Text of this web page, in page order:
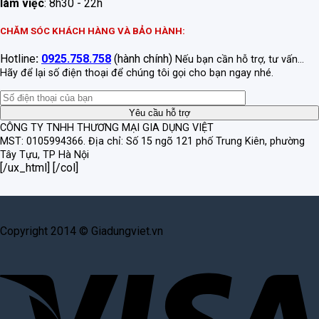
làm việc: 8h30 - 22h
CHĂM SÓC KHÁCH HÀNG VÀ BẢO HÀNH:
Hotline: 0925.758.758 (hành chính) Nếu bạn cần hỗ trợ, tư vấn...
Hãy để lại số điện thoại để chúng tôi gọi cho bạn ngay nhé.
CÔNG TY TNHH THƯƠNG MẠI GIA DỤNG VIỆT
MST: 0105994366. Địa chỉ: Số 15 ngõ 121 phố Trung Kiên, phường
Tây Tựu, TP Hà Nội
[/ux_html] [/col]
Copyright 2014 © Giadungviet.vn